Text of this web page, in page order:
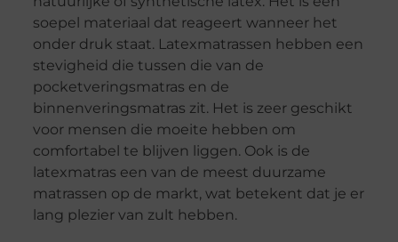
soepel materiaal dat reageert wanneer het
onder druk staat. Latexmatrassen hebben een
stevigheid die tussen die van de
pocketveringsmatras en de
binnenveringsmatras zit. Het is zeer geschikt
voor mensen die moeite hebben om
comfortabel te blijven liggen. Ook is de
latexmatras een van de meest duurzame
matrassen op de markt, wat betekent dat je er
lang plezier van zult hebben.